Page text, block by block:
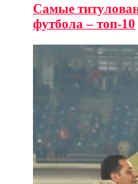
Самые
футбола – топ-10